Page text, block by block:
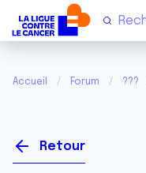
Accueil Forum ???
Retour